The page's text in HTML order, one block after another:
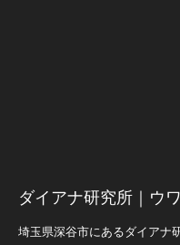
ダイアナ研究所｜ウ
埼玉県深谷市にあるダイアナ